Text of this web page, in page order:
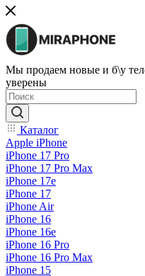
Мы продаем новые и б\у
уверены
Каталог
Apple iPhone
iPhone 17 Pro
iPhone 17 Pro Max
iPhone 17e
iPhone 17
iPhone Air
iPhone 16
iPhone 16e
iPhone 16 Pro
iPhone 16 Pro Max
iPhone 15